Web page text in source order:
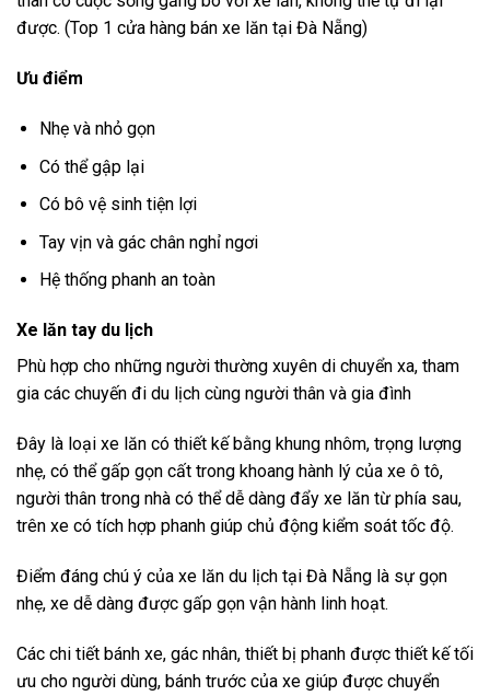
được. (Top 1 cửa hàng bán xe lăn tại Đà Nẵng)
Ưu điểm
Nhẹ và nhỏ gọn
Có thể gập lại
Có bô vệ sinh tiện lợi
Tay vịn và gác chân nghỉ ngơi
Hệ thống phanh an toàn
Xe lăn tay du lịch
Phù hợp cho những người thường xuyên di chuyển xa, tham
gia các chuyến đi du lịch cùng người thân và gia đình
Đây là loại xe lăn có thiết kế bằng khung nhôm, trọng lượng
nhẹ, có thể gấp gọn cất trong khoang hành lý của xe ô tô,
người thân trong nhà có thể dễ dàng đẩy xe lăn từ phía sau,
trên xe có tích hợp phanh giúp chủ động kiểm soát tốc độ.
Điểm đáng chú ý của xe lăn du lịch tại Đà Nẵng là sự gọn
nhẹ, xe dễ dàng được gấp gọn vận hành linh hoạt.
Các chi tiết bánh xe, gác nhân, thiết bị phanh được thiết kế tối
ưu cho người dùng, bánh trước của xe giúp được chuyển